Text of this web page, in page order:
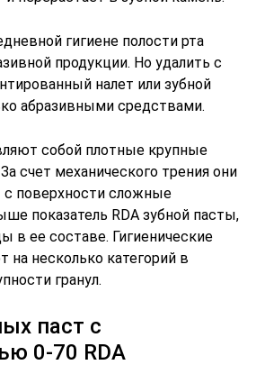
гигиене полости рта
продукции. Но удалить с
налет или зубной
абразивными средствами.
собой плотные крупные
счет механического трения они
с поверхности сложные
показатель RDA зубной пасты,
в ее составе. Гигиенические
на несколько категорий в
гранул.
паст с
0-70 RDA